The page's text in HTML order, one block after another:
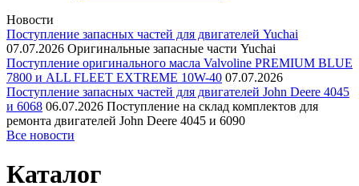
Новости
Поступление запасных частей для двигателей Yuchai
07.07.2026 Оригинальные запасные части Yuchai
Поступление оригинального масла Valvoline PREMIUM BLUE
7800 и ALL FLEET EXTREME 10W-40 07.07.2026
Поступление запасных частей для двигателей John Deere 4045
и 6068 06.07.2026 Поступление на склад комплектов для
ремонта двигателей John Deere 4045 и 6090
Все новости
Каталог